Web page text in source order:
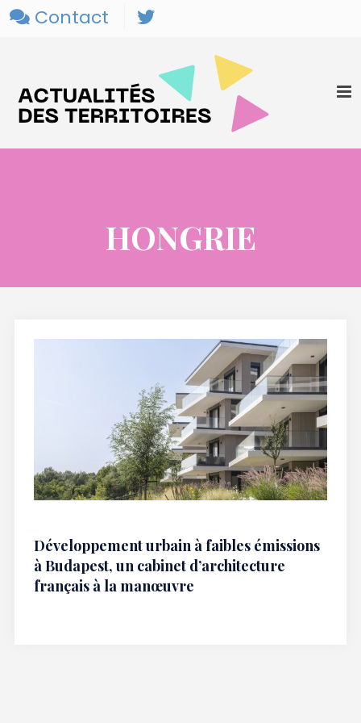
Contact
HONGRIE
Développement urbain à faibles émissions
à Budapest, un cabinet d’architecture
français à la manœuvre